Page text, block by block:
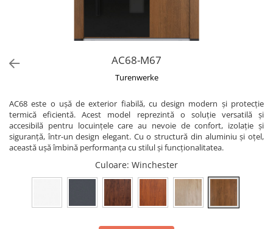
AC68-M67
Turenwerke
AC68 este o ușă de exterior fiabilă, cu design modern și protecție
termică eficientă. Acest model reprezintă o soluție versatilă și
accesibilă pentru locuințele care au nevoie de confort, izolație și
siguranță, într-un design elegant. Cu o structură din aluminiu și oțel,
această ușă îmbină performanța cu stilul și funcționalitatea.
Culoare: Winchester